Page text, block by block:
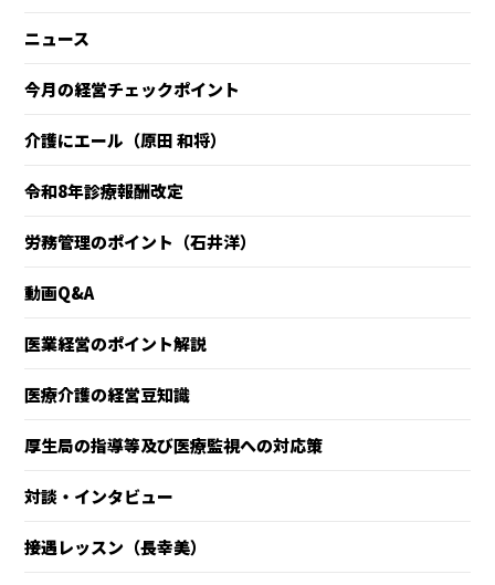
ニュース
今月の経営チェックポイント
介護にエール（原田 和将）
令和8年診療報酬改定
労務管理のポイント（石井洋）
動画Q&A
医業経営のポイント解説
医療介護の経営豆知識
厚生局の指導等及び医療監視への対応策
対談・インタビュー
接遇レッスン（長幸美）